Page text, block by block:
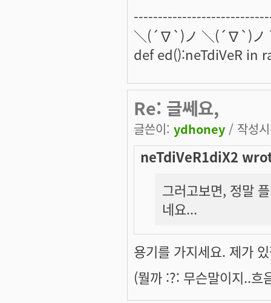
＼(´∇`)ノ ＼(´∇`)
def ed():neTdiVeR in
Re: 글쎄요,
글쓴이: ydhoney / 작성
neTdiVeR1diX2
그러고보면, 정말
네요...
용기를 가지세요. 제가
(뭘까 :?: 무슨말이지..흐